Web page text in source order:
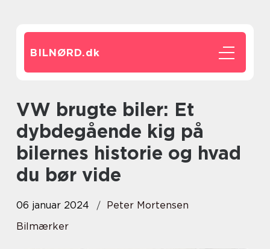
BILNØRD.dk
VW brugte biler: Et
dybdegående kig på
bilernes historie og hvad
du bør vide
06 januar 2024
Peter Mortensen
Bilmærker